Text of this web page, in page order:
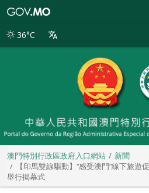
別
36°C
澳門特別行政區政府入口網站
新聞
【印馬雙線驅動】“感受澳門”線下旅遊
舉行揭幕式